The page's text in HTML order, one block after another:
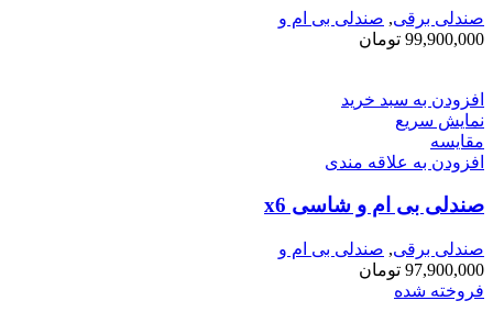
صندلی برقی, صندلی بی ام و
99,900,000 تومان
افزودن به سبد خرید
نمایش سریع
مقايسه
افزودن به علاقه مندی
صندلی بی ام و شاسی x6
صندلی برقی, صندلی بی ام و
97,900,000 تومان
فروخته شده